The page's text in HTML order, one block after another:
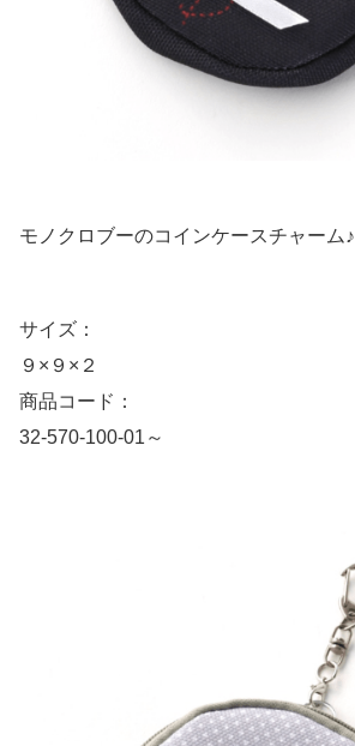
モノクロブーのコインケースチャーム♪
サイズ：
９×９×２
商品コード：
32-570-100-01～